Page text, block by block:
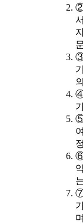
②
③
④
⑤
⑥
⑦